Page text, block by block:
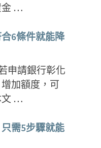
金 …
6條件就能降
申請銀行彰化
加額度，可
文 …
需5步驟就能